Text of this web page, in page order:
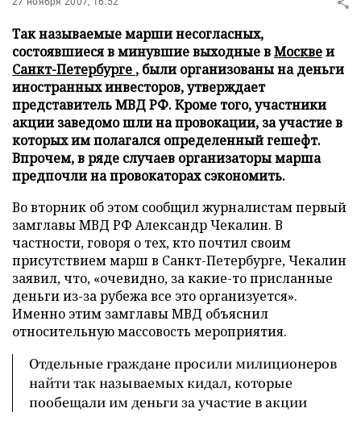
Так называемые марши несогласных,
состоявшиеся в минувшие выходные вМосквеи
Санкт-Петербурге , были организованы на деньги
иностранных инвесторов, утверждает
представитель МВД РФ. Кроме того, участники
акции заведомо шли на провокации, за участие в
которых им полагался определенный гешефт.
Впрочем, в ряде случаев организаторы марша
предпочли на провокаторах сэкономить.
Во вторник об этом сообщил журналистам первый
замглавы МВД РФ Александр Чекалин. В
частности, говоря о тех, кто почтил своим
присутствием марш в Санкт-Петербурге, Чекалин
заявил, что, «очевидно, за какие-то присланные
деньги из-за рубежа все это организуется».
Именно этим замглавы МВД объяснил
относительную массовость мероприятия.
Отдельные граждане просили милиционеров
найти так называемых кидал, которые
пообещали им деньги за участие в акции